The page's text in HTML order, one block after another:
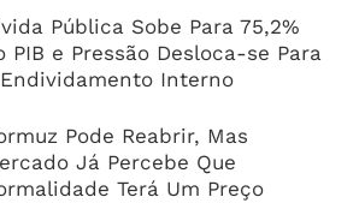
Pública Sobe Para 75,2%
PIB e Pressão Desloca-se Para
Interno
Pode Reabrir, Mas
Já Percebe Que
Terá Um Preço